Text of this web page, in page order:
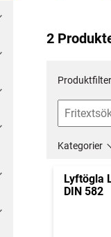
2
Produktfilter
Kategorier
Lyftögla
DIN 582